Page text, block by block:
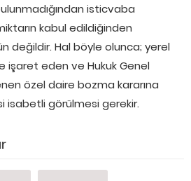
isticvaba
kabul edildiğinden
değildir. Hal böyle olunca; yerel
işaret eden ve Hukuk Genel
özel daire bozma kararına
isabetli görülmesi gerekir.